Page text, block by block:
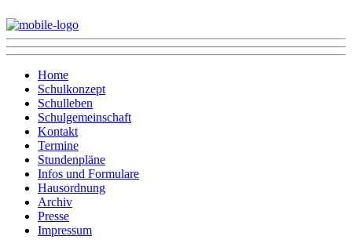
Home
Schulkonzept
Schulleben
Schulgemeinschaft
Kontakt
Termine
Stundenpläne
Infos und Formulare
Hausordnung
Archiv
Presse
Impressum